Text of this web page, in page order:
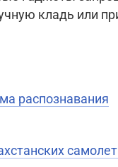
кладь или
распознавания